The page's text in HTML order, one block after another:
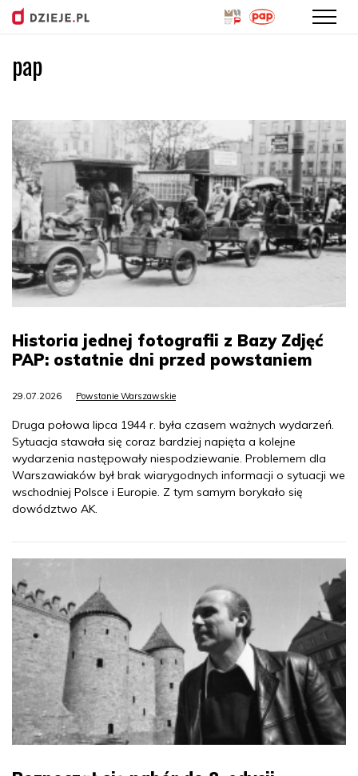
pap
Historia jednej fotografii z Bazy Zdjęć
PAP: ostatnie dni przed powstaniem
29.07.2026 Powstanie Warszawskie
Druga połowa lipca 1944 r. była czasem ważnych wydarzeń.
Sytuacja stawała się coraz bardziej napięta a kolejne
wydarzenia następowały niespodziewanie. Problemem dla
Warszawiaków był brak wiarygodnych informacji o sytuacji we
wschodniej Polsce i Europie. Z tym samym borykało się
dowództwo AK.